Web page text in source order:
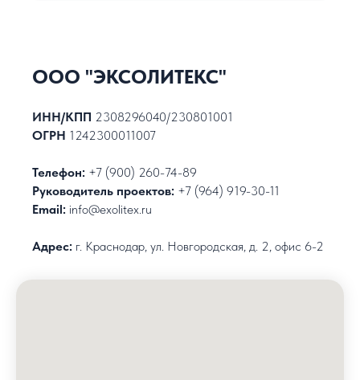
ООО "ЭКСОЛИТЕКС"
ИНН/КПП 2308296040/230801001
ОГРН 1242300011007
Телефон: +7 (900) 260-74-89
Руководитель проектов: +7 (964) 919-30-11
Email: info@exolitex.ru
Адрес: г. Краснодар, ул. Новгородская, д. 2, офис 6-2